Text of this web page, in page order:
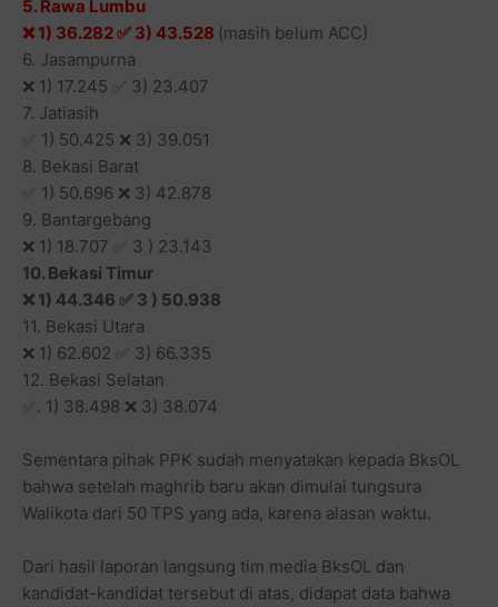
5. ⁠Rawa Lumbu
❌ 1) 36.282 ✅ 3) 43.528 (masih belum ACC)
6. ⁠Jasampurna
❌ 1) 17.245 ✅ 3) 23.407
7. Jatiasih
✅ 1) 50.425 ❌ 3) 39.051
8. Bekasi Barat
✅ 1) 50.696 ❌ 3) 42.878
9. Bantargebang
❌ 1) 18.707 ✅ 3 ) 23.143
10. Bekasi Timur
❌ 1) 44.346 ✅ 3 ) 50.938
11. ⁠Bekasi Utara
❌ 1) 62.602 ✅ 3) 66.335
12. ⁠Bekasi Selatan
✅. 1) 38.498 ❌ 3) 38.074
Sementara pihak PPK sudah menyatakan kepada BksOL
bahwa setelah maghrib baru akan dimulai tungsura
Walikota dari 50 TPS yang ada, karena alasan waktu.
Dari hasil laporan langsung tim media BksOL dan
kandidat-kandidat tersebut di atas, didapat data bahwa